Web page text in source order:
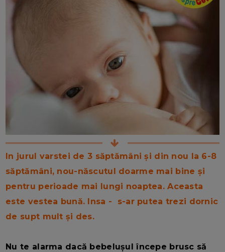
In jurul varstei de 3 săptămâni și din nou la 6-8
săptămâni, nou-născutul doarme mai bine și
pentru perioade mai lungi noaptea. Aceasta
este vestea bună. Insa - s-ar putea trezi dornic
de supt mult și des.
Nu te alarma dacă bebelușul începe brusc să